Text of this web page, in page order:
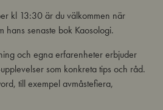
kl 13:30 är du välkommen när
hans senaste bok Kaosologi.
och egna erfarenheter erbjuder
som konkreta tips och råd.
till exempel avmåstefiera,